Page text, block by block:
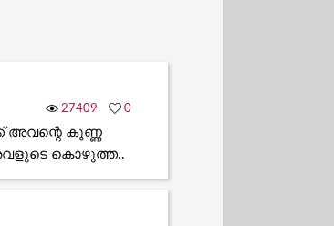
27409 0
അവന്റെ കുണ്ണ
അവളുടെ കൊഴുത്ത..